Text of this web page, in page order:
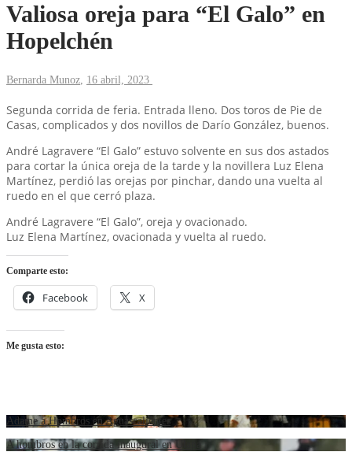
Valiosa oreja para “El Galo” en
Hopelchén
Bernarda Munoz, 16 abril, 2023
Segunda corrida de feria. Entrada lleno. Dos toros de Pie de
Casas, complicados y dos novillos de Darío González, buenos.
André Lagravere “El Galo” estuvo solvente en sus dos astados
para cortar la única oreja de la tarde y la novillera Luz Elena
Martínez, perdió las orejas por pinchar, dando una vuelta al
ruedo en el que cerró plaza.
André Lagravere “El Galo”, oreja y ovacionado.
Luz Elena Martínez, ovacionada y vuelta al ruedo.
Comparte esto:
Facebook X
Me gusta esto:
Adame a Hombros en Aguascalientes
A hombros en la corrida inaugural en Ulapa